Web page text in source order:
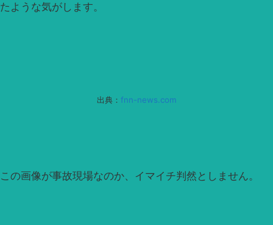
たような気がします。
出典： fnn-news.com
この画像が事故現場なのか、イマイチ判然としません。